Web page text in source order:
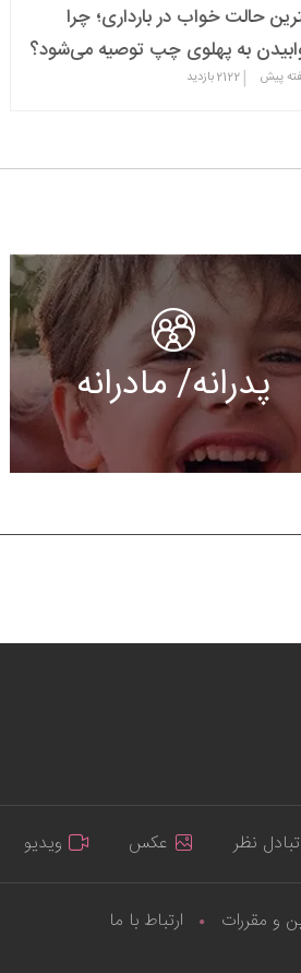
حالت خواب در بارداری؛ چرا
به پهلوی چپ توصیه می‌شود؟
|
2122بازدید
پدرانه/ مادرانه
تبادل نظر عکس ویدیو
و مقررات ارتباط با ما